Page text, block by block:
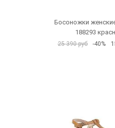
Босоножки
188293
25 390 руб -40%